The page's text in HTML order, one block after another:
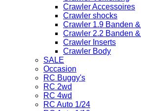
Crawler Accessoires
Crawler shocks
Crawler 1.9 Banden
Crawler 2.2 Banden
Crawler Inserts
Crawler Body
SALE
Occasion
RC Buggy's
RC 2wd
RC 4wd
RC Auto 1/24